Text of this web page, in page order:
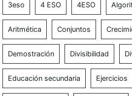
3eso 4 ESO 4ESO
Aritmética Conjuntos
Demostración Divisibilidad
Educación secundaria Ejercicios